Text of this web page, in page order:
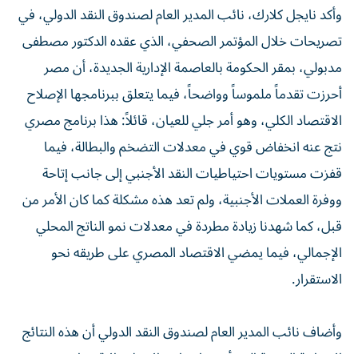
وأكد نايجل كلارك، نائب المدير العام لصندوق النقد الدولي، في
تصريحات خلال المؤتمر الصحفي، الذي عقده الدكتور مصطفى
مدبولي، بمقر الحكومة بالعاصمة الإدارية الجديدة، أن مصر
أحرزت تقدماً ملموساً وواضحاً، فيما يتعلق ببرنامجها الإصلاح
الاقتصاد الكلي، وهو أمر جلي للعيان، قائلاً: هذا برنامج مصري
نتج عنه انخفاض قوي في معدلات التضخم والبطالة، فيما
قفزت مستويات احتياطيات النقد الأجنبي إلى جانب إتاحة
ووفرة العملات الأجنبية، ولم تعد هذه مشكلة كما كان الأمر من
قبل، كما شهدنا زيادة مطردة في معدلات نمو الناتج المحلي
الإجمالي، فيما يمضي الاقتصاد المصري على طريقه نحو
الاستقرار.
وأضاف نائب المدير العام لصندوق النقد الدولي أن هذه النتائج